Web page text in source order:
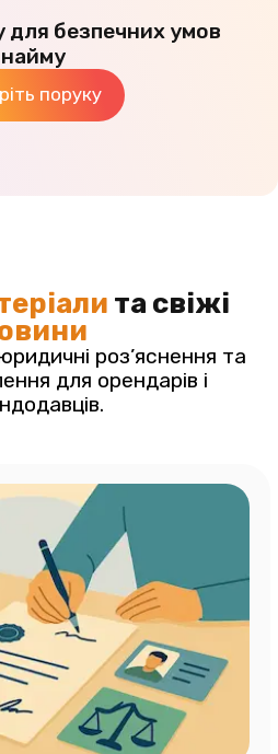
для безпечних умов
найму
поруку
та свіжі
роз’яснення та
для орендарів і